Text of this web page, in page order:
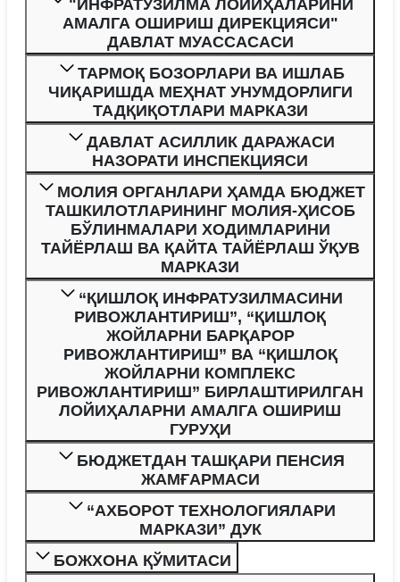
"ИНФРАТУЗИЛМА ЛОЙИҲАЛАРИНИ
АМАЛГА ОШИРИШ ДИРЕКЦИЯСИ"
ДАВЛАТ МУАССАСАСИ
ТАРМОҚ БОЗОРЛАРИ ВА ИШЛАБ
ЧИҚАРИШДА МЕҲНАТ УНУМДОРЛИГИ
ТАДҚИҚОТЛАРИ МАРКАЗИ
ДАВЛАТ АСИЛЛИК ДАРАЖАСИ
НАЗОРАТИ ИНСПЕКЦИЯСИ
МОЛИЯ ОРГАНЛАРИ ҲАМДА БЮДЖЕТ
ТАШКИЛОТЛАРИНИНГ МОЛИЯ-ҲИСОБ
БЎЛИНМАЛАРИ ХОДИМЛАРИНИ
ТАЙЁРЛАШ ВА ҚАЙТА ТАЙЁРЛАШ ЎҚУВ
МАРКАЗИ
“ҚИШЛОҚ ИНФРАТУЗИЛМАСИНИ
РИВОЖЛАНТИРИШ”, “ҚИШЛОҚ
ЖОЙЛАРНИ БАРҚАРОР
РИВОЖЛАНТИРИШ” ВА “ҚИШЛОҚ
ЖОЙЛАРНИ КОМПЛЕКС
РИВОЖЛАНТИРИШ” БИРЛАШТИРИЛГАН
ЛОЙИҲАЛАРНИ АМАЛГА ОШИРИШ
ГУРУҲИ
БЮДЖЕТДАН ТАШҚАРИ ПЕНСИЯ
ЖАМҒАРМАСИ
“АХБОРОТ ТЕХНОЛОГИЯЛАРИ
МАРКАЗИ” ДУК
БОЖХОНА ҚЎМИТАСИ